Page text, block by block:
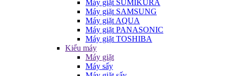
Máy giặt SUMIKURA
Máy giặt SAMSUNG
Máy giặt AQUA
Máy giặt PANASONIC
Máy giặt TOSHIBA
Kiểu máy
Máy giặt
Máy sấy